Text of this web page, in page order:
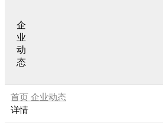
企
业
动
态
首页 企业动态
详情